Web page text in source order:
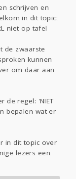
Aangeboden
Zien
schrijven en
in dit topic:
niet op tafel
de zwaarste
kunnen
om daar aan
de regel: 'NIET
bepalen wat er
in dit topic over
lezers een